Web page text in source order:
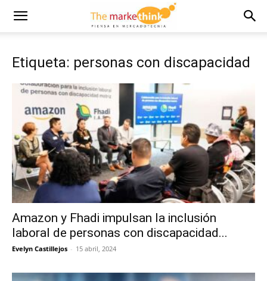
Etiqueta: personas con discapacidad
Amazon y Fhadi impulsan la inclusión
laboral de personas con discapacidad...
Evelyn Castillejos - 15 abril, 2024